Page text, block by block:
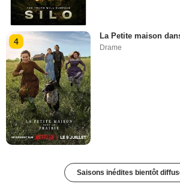
4
La Petite maison
Drame
Saisons inédites bientôt